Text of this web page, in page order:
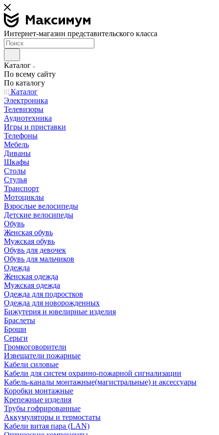
Интернет-магазин представительского класса
Каталог
По всему сайту
По каталогу
Каталог
Электроника
Телевизоры
Аудиотехника
Игры и приставки
Телефоны
Мебель
Диваны
Шкафы
Столы
Стулья
Транспорт
Мотоциклы
Взрослые велосипеды
Детские велосипеды
Обувь
Женская обувь
Мужская обувь
Обувь для девочек
Обувь для мальчиков
Одежда
Женская одежда
Мужская одежда
Одежда для подростков
Одежда для новорожденных
Бижутерия и ювелирные изделия
Браслеты
Броши
Серьги
Громкоговорители
Извещатели пожарные
Кабели силовые
Кабели для систем охранно-пожарной сигнализации
Кабель-каналы монтажные(магистральные) и аксессуары
Коробки монтажные
Крепежные изделия
Трубы гофрированные
Аккумуляторы и термостаты
Кабели витая пара (LAN)